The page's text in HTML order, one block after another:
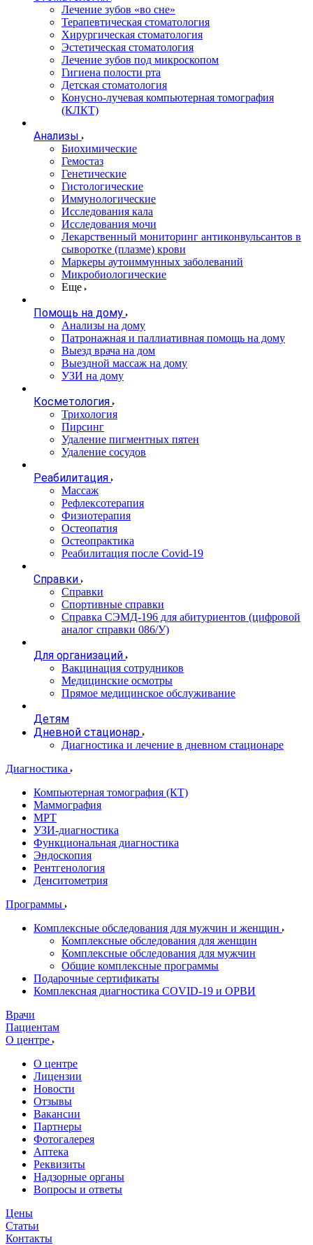
Лечение зубов «во сне»
Терапевтическая стоматология
Хирургическая стоматология
Эстетическая стоматология
Лечение зубов под микроскопом
Гигиена полости рта
Детская стоматология
Конусно-лучевая компьютерная томография
(КЛКТ)
Анализы
Биохимические
Гемостаз
Генетические
Гистологические
Иммунологические
Исследования кала
Исследования мочи
Лекарственный мониторинг антиконвульсантов в
сыворотке (плазме) крови
Маркеры аутоиммунных заболеваний
Микробиологические
Еще
Помощь на дому
Анализы на дому
Патронажная и паллиативная помощь на дому
Выезд врача на дом
Выездной массаж на дому
УЗИ на дому
Косметология
Трихология
Пирсинг
Удаление пигментных пятен
Удаление сосудов
Реабилитация
Массаж
Рефлексотерапия
Физиотерапия
Остеопатия
Остеопрактика
Реабилитация после Covid-19
Справки
Справки
Спортивные справки
Справка СЭМД‑196 для абитуриентов (цифровой
аналог справки 086/У)
Для организаций
Вакцинация сотрудников
Медицинские осмотры
Прямое медицинское обслуживание
Детям
Дневной стационар
Диагностика и лечение в дневном стационаре
Диагностика
Компьютерная томография (КТ)
Маммография
МРТ
УЗИ-диагностика
Функциональная диагностика
Эндоскопия
Рентгенология
Денситометрия
Программы
Комплексные обследования для мужчин и женщин
Комплексные обследования для женщин
Комплексные обследования для мужчин
Общие комплексные программы
Подарочные сертификаты
Комплексная диагностика COVID-19 и ОРВИ
Врачи
Пациентам
О центре
О центре
Лицензии
Новости
Отзывы
Вакансии
Партнеры
Фотогалерея
Аптека
Реквизиты
Надзорные органы
Вопросы и ответы
Цены
Статьи
Контакты